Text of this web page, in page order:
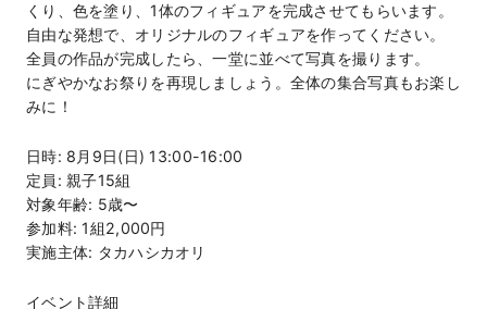
くり、色を塗り、1体のフィギュアを完成させてもらいます。
自由な発想で、オリジナルのフィギュアを作ってください。
全員の作品が完成したら、一堂に並べて写真を撮ります。
にぎやかなお祭りを再現しましょう。全体の集合写真もお楽し
みに！
日時: 8月9日(日) 13:00-16:00
定員: 親子15組
対象年齢: 5歳〜
参加料: 1組2,000円
実施主体: タカハシカオリ
イベント詳細